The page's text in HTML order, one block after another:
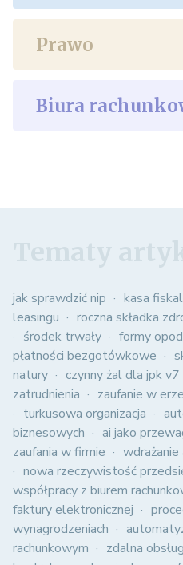
Prawo
Biura
jak sprawdzić nip kasa
leasingu
roczna składka
środek trwały
formy
płatności bezgotówkowe
natury
czynny żal dla jpk v7
zatrudnienia
zaufanie w
turkusowa organizacja
biznesowych
ai jako
zaufania w firmie
nowa rzeczywistość
współpracy z biurem
faktury elektronicznej
wynagrodzeniach
rachunkowym
zdalna